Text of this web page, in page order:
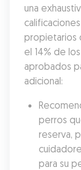
una
propietarios
el 14% de
aprobados
adicional:
perros
reserva,
para su